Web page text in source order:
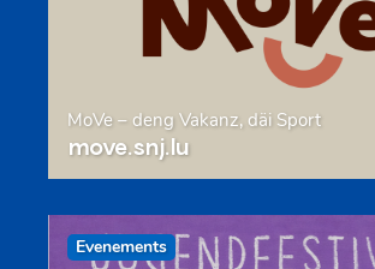
MoVe – deng Vakanz, däi Sport
move.snj.lu
Evenements